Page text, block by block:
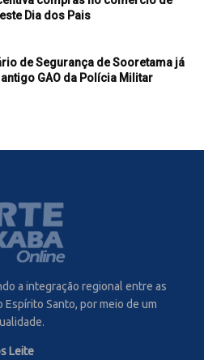
Dia dos Pais
de Segurança de Sooretama já
GAO da Polícia Militar
a integração regional entre as
Santo, por meio de um
Leite